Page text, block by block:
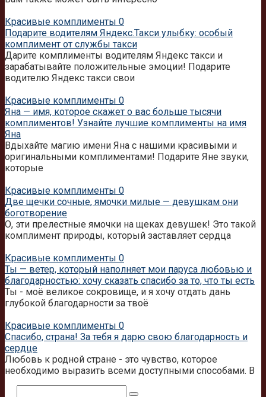
Красивые комплименты 0
Подарите водителям Яндекс.Такси улыбку: особый
комплимент от службы такси
Дарите комплименты водителям Яндекс такси и
зарабатывайте положительные эмоции! Подарите
водителю Яндекс такси свои
Красивые комплименты 0
Яна — имя, которое скажет о вас больше тысячи
комплиментов! Узнайте лучшие комплименты на имя
Яна
Вдыхайте магию имени Яна с нашими красивыми и
оригинальными комплиментами! Подарите Яне звуки,
которые
Красивые комплименты 0
Две щечки сочные, ямочки милые — девушкам они
боготворение
О, эти прелестные ямочки на щеках девушек! Это такой
комплимент природы, который заставляет сердца
Красивые комплименты 0
Ты — ветер, который наполняет мои паруса любовью и
благодарностью: хочу сказать спасибо за то, что ты есть
Ты - моё великое сокровище, и я хочу отдать дань
глубокой благодарности за твоё
Красивые комплименты 0
Спасибо, страна! За тебя я дарю свою благодарность и
сердце
Любовь к родной стране - это чувство, которое
необходимо выразить всеми доступными способами. В